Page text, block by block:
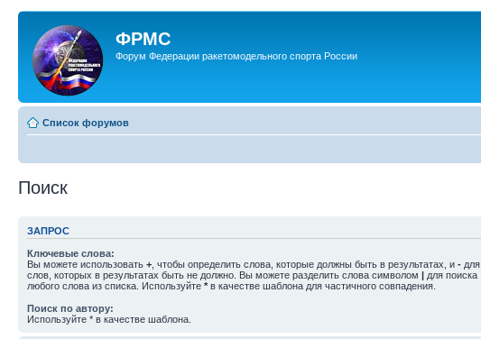
ФРМС
Форум Федерации ракетомодельного спорта России
Список форумов
Поиск
ЗАПРОС
Ключевые слова:
Вы можете использовать + , чтобы определить слова, которые должны быть в результатах, и - для
слов, которых в результатах быть не должно. Вы можете разделить слова символом | для поиска
любого слова из списка. Используйте * в качестве шаблона для частичного совпадения.
Поиск по автору:
Используйте * в качестве шаблона.